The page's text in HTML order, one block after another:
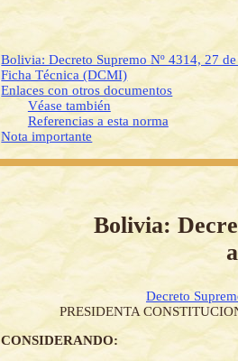
Bolivia: Decreto Supremo Nº 4314, 27
Ficha Técnica (DCMI)
Enlaces con otros documentos
Véase también
Referencias a esta norma
Nota importante
Bolivia:
Decreto
PRESIDENTA
CONSIDERANDO: